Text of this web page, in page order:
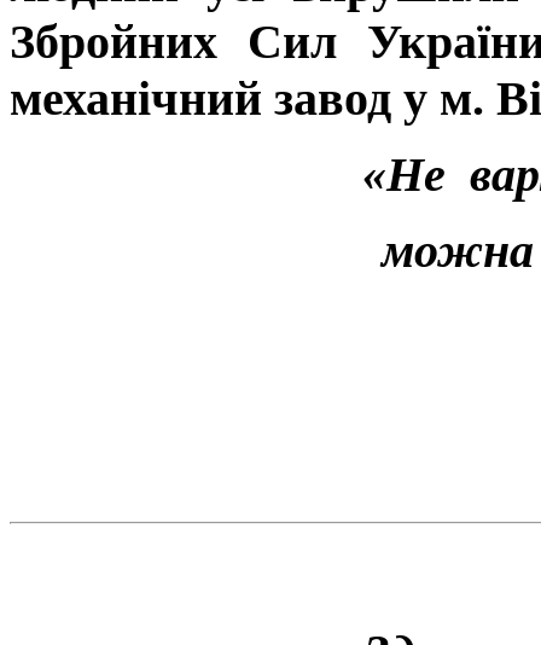
Збройних Сил
механічний завод у м.
«Не
можна